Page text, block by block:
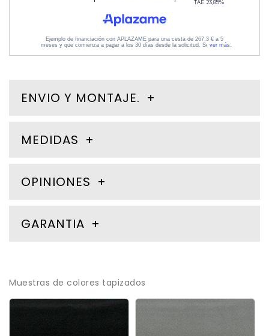
ENVIO Y MONTAJE.
MEDIDAS
OPINIONES
GARANTIA
Muestras de colores tapizados